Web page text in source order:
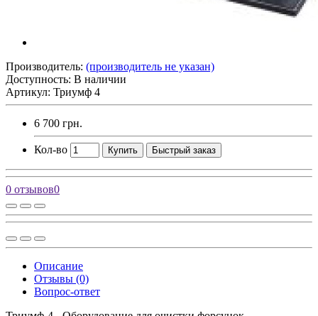
Производитель: (производитель не указан)
Доступность: В наличии
Артикул: Триумф 4
6 700 грн.
Кол-во Купить Быстрый заказ
0 отзывов0
Описание
Отзывы (0)
Вопрос-ответ